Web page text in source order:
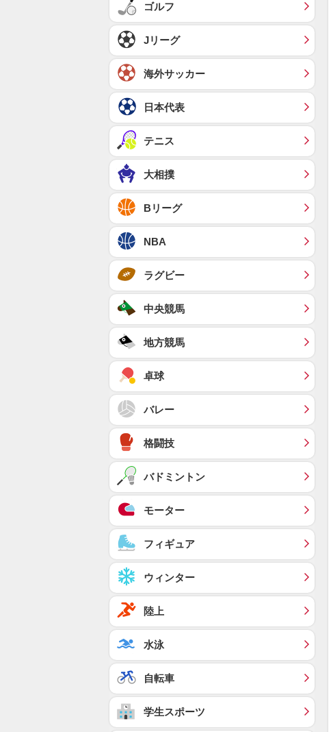
ゴルフ
Jリーグ
海外サッカー
日本代表
テニス
大相撲
Bリーグ
NBA
ラグビー
中央競馬
地方競馬
卓球
バレー
格闘技
バドミントン
モーター
フィギュア
ウィンター
陸上
水泳
自転車
学生スポーツ